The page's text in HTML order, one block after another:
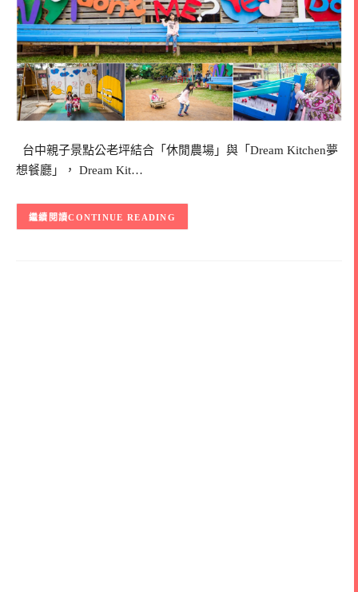
台中親子景點公老坪結合「休閒農場」與「Dream Kitchen夢
想餐廳」， Dream Kit…
CONTINUE READING